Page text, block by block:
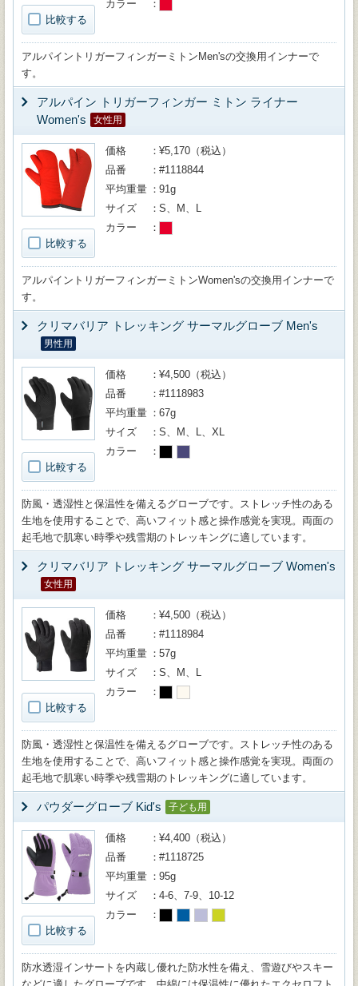
比較する
カラー
アルパイントリガーフィンガーミトンMen'sの交換用インナーで
す。
アルパイン トリガーフィンガー ミトン ライナー
Women's
女性用
比較する
価格
¥5,170（税込）
品番
#1118844
平均重量
91g
サイズ
S、M、L
カラー
アルパイントリガーフィンガーミトンWomen'sの交換用インナーで
す。
クリマバリア トレッキング サーマルグローブ Men's
男性用
比較する
価格
¥4,500（税込）
品番
#1118983
平均重量
67g
サイズ
S、M、L、XL
カラー
防風・透湿性と保温性を備えるグローブです。ストレッチ性のある
生地を使用することで、高いフィット感と操作感覚を実現。両面の
起毛地で肌寒い時季や残雪期のトレッキングに適しています。
クリマバリア トレッキング サーマルグローブ Women's
女性用
比較する
価格
¥4,500（税込）
品番
#1118984
平均重量
57g
サイズ
S、M、L
カラー
防風・透湿性と保温性を備えるグローブです。ストレッチ性のある
生地を使用することで、高いフィット感と操作感覚を実現。両面の
起毛地で肌寒い時季や残雪期のトレッキングに適しています。
パウダーグローブ Kid's 子ども用
比較する
価格
¥4,400（税込）
品番
#1118725
平均重量
95g
サイズ
4-6、7-9、10-12
カラー
防水透湿インサートを内蔵し優れた防水性を備え、雪遊びやスキー